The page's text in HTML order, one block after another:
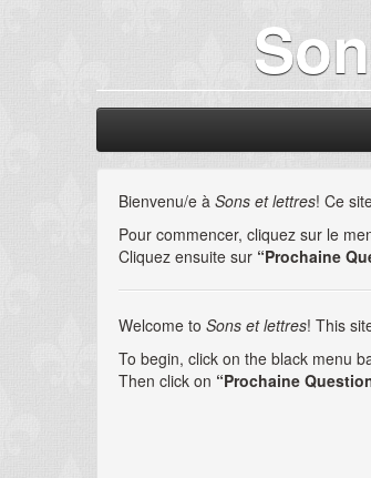
Bienvenu/e à Sons et lettres! Ce
Pour commencer, cliquez sur le
Cliquez ensuite sur “Prochaine
Welcome to Sons et lettres! This
To begin, click on the black menu
Then click on “Prochaine